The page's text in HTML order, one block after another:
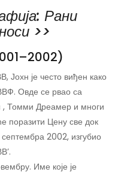
Рани
>>
Јохн је често виђен како
Овде се рвао са
, Томми Дреамер и многи
поразити Цену све док
септембра 2002, изгубио
Име које је